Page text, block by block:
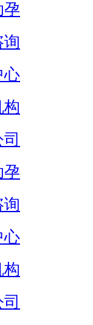
孕
询
心
构
孕
询
心
构